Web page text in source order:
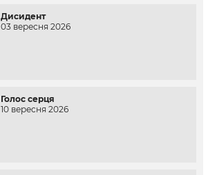
Дисидент
03 вересня 2026
Голос серця
10 вересня 2026